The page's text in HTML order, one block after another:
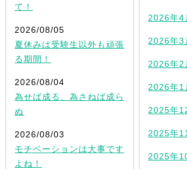
て！
2026/08/05
夏休みは受験生以外も頑張
る期間！
2026/08/04
為せば成る、為さねば成ら
ぬ
2026/08/03
モチベーションは大事です
よね！
2026年4
2026年3
2026年2
2026年1
2025年
2025年
2025年